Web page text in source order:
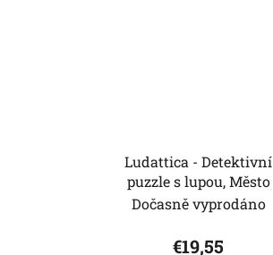
Ludattica - Detektivní
puzzle s lupou, Město
Dočasně vyprodáno
€19,55